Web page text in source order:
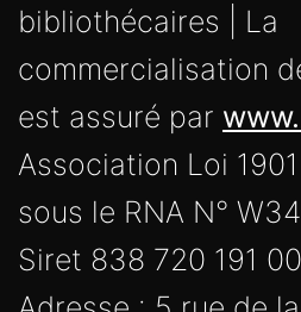
bibliothécaires | La
commercialisation
est assuré par
Association Loi
sous le RNA N°
Siret 838 720 191